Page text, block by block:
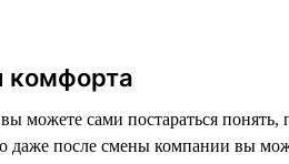
комфорта
можете сами постараться
даже после смены компании вы